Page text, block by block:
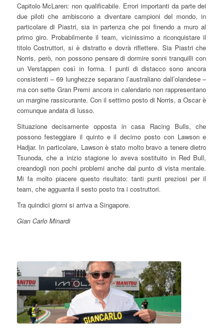
Capitolo McLaren: non qualificabile. Errori importanti da parte dei
due piloti che ambiscono a diventare campioni del mondo, in
particolare di Piastri, sia in partenza che poi finendo a muro al
primo giro. Probabilmente il team, vicinissimo a riconquistare il
titolo Costruttori, si è distratto e dovrà riflettere. Sia Piastri che
Norris, però, non possono pensare di dormire sonni tranquilli con
un Verstappen così in forma. I punti di distacco sono ancora
consistenti – 69 lunghezze separano l’australiano dall’olandese –
ma con sette Gran Premi ancora in calendario non rappresentano
un margine rassicurante. Con il settimo posto di Norris, a Oscar è
comunque andata di lusso.
Situazione decisamente opposta in casa Racing Bulls, che
possono festeggiare il quinto e il decimo posto con Lawson e
Hadjar. In particolare, Lawson è stato molto bravo a tenere dietro
Tsunoda, che a inizio stagione lo aveva sostituito in Red Bull,
creandogli non pochi problemi anche dal punto di vista mentale.
Mi fa molto piacere questo risultato: tanti punti preziosi per il
team, che agguanta il sesto posto tra i costruttori.
Tra quindici giorni si arriva a Singapore.
Gian Carlo Minardi